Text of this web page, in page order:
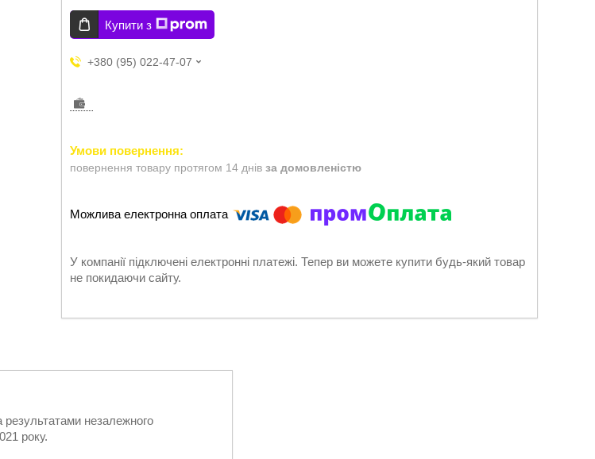
Купити з
+380 (95) 022-47-07
повернення товару протягом 14 днів за домовленістю
У компанії підключені електронні платежі. Тепер ви можете купити будь-який товар
не покидаючи сайту.
результатами незалежного
року.